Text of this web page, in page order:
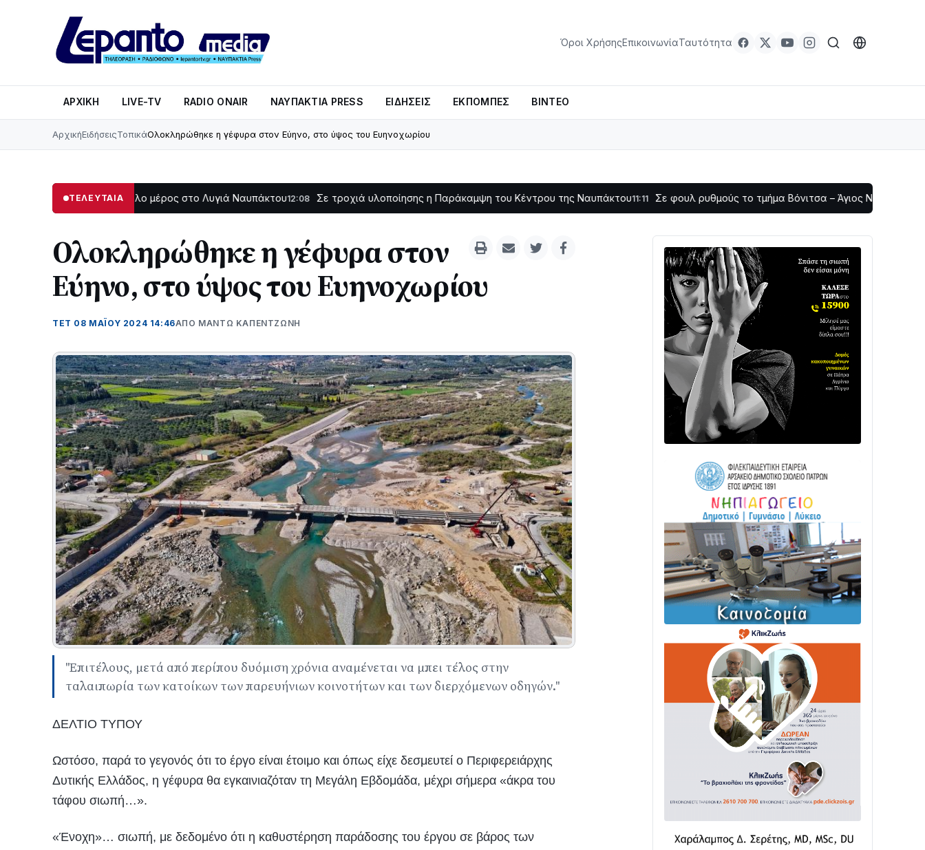
Όροι ΧρήσηςΕπικοινωνίαΤαυτότητα
ΑΡΧΙΚΉ LIVE-TV RADIO ONAIR ΝΑΥΠΑΚΤΊΑ PRESS ΕΙΔΉΣΕΙΣ ΕΚΠΟΜΠΈΣ ΒΊΝΤΕΟ
ΑρχικήΕιδήσειςΤοπικάΟλοκληρώθηκε η γέφυρα στον Εύηνο, στο ύψος του Ευηνοχωρίου
ΤΕΛΕΥΤΑΙΑ
σκοτάδι μεγάλο μέρος στο Λυγιά Ναυπάκτου12:08 Σε τροχιά υλοποίησης η Παράκαμψη του Κέντρου της Ναυπάκτου11:11 Σε φουλ ρυθμούς το τμήμα Βόνιτσα – Άγιος Νικόλαος | Αυτοψία
Ολοκληρώθηκε η γέφυρα στον
Εύηνο, στο ύψος του Ευηνοχωρίου
ΤΕΤ 08 ΜΑΪΟΥ 2024 14:46ΑΠΌ ΜΑΝΤΩ ΚΑΠΕΝΤΖΩΝΗ
''Επιτέλους, μετά από περίπου δυόμιση χρόνια αναμένεται να μπει τέλος στην
ταλαιπωρία των κατοίκων των παρευήνιων κοινοτήτων και των διερχόμενων οδηγών.''
ΔΕΛΤΙΟ ΤΥΠΟΥ
Ωστόσο, παρά το γεγονός ότι το έργο είναι έτοιμο και όπως είχε δεσμευτεί ο Περιφερειάρχης
Δυτικής Ελλάδος, η γέφυρα θα εγκαινιαζόταν τη Μεγάλη Εβδομάδα, μέχρι σήμερα «άκρα του
τάφου σιωπή…».
«Ένοχη»… σιωπή, με δεδομένο ότι η καθυστέρηση παράδοσης του έργου σε βάρος των